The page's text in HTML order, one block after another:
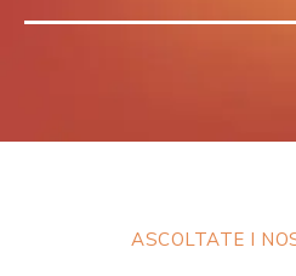
ASCOLTATE I